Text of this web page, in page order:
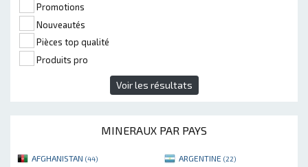
Promotions
Nouveautés
Pièces top qualité
Produits pro
Voir les résultats
MINERAUX PAR PAYS
AFGHANISTAN (44) ARGENTINE (22)